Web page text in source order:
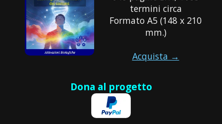
Achille, Tendine di
Acidità di Stomaco
termini circa
Formato A5 (148 x 210
mm.)
Acquista →
Dona al progetto